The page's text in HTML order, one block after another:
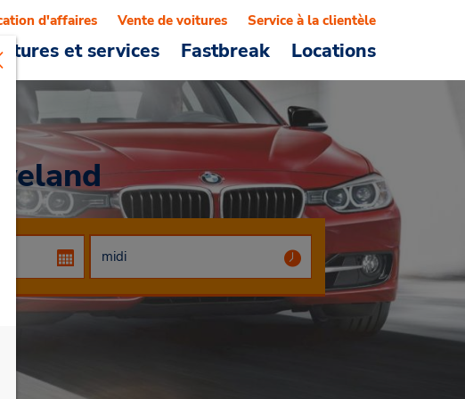
et services Fastbreak Locations
d'affaires Vente de voitures Service à la clientèle